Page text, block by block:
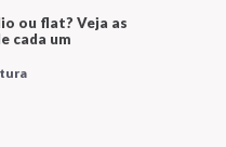
ou flat? Veja as
cada um